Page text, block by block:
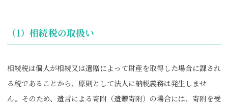
（1）相続税の取扱い
相続税は個人が相続又は遺贈によって財産を取得した場合に課され
る税であることから、原則として法人に納税義務は発生しませ
ん。そのため、遺言による寄附（遺贈寄附）の場合には、寄附を受